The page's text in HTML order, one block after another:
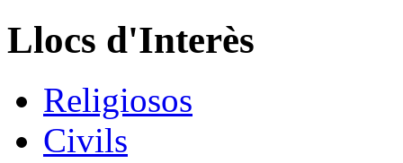
Llocs d'Interès
Religiosos
Civils